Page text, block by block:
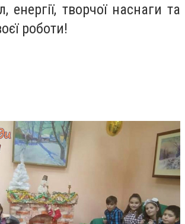
енергії, творчої наснаги та
роботи!